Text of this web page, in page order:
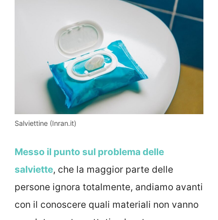
Salviettine (Inran.it)
Messo il punto sul problema delle
salviette, che la maggior parte delle
persone ignora totalmente, andiamo avanti
con il conoscere quali materiali non vanno